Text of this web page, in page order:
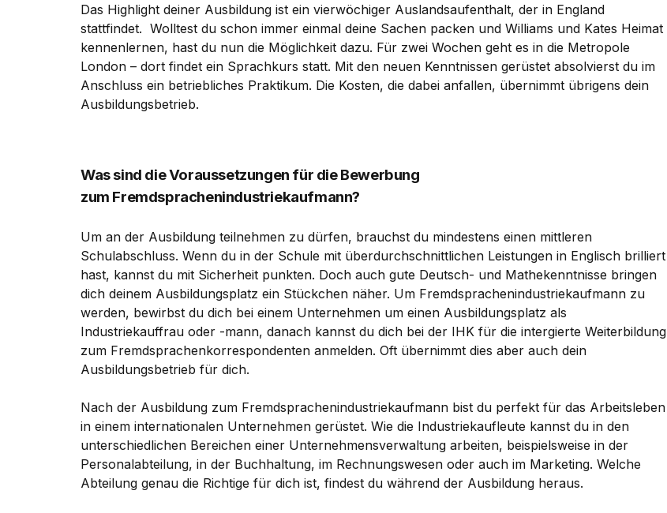
Das Highlight deiner Ausbildung ist ein vierwöchiger Auslandsaufenthalt, der in England
stattfindet. Wolltest du schon immer einmal deine Sachen packen und Williams und Kates Heimat
kennenlernen, hast du nun die Möglichkeit dazu. Für zwei Wochen geht es in die Metropole
London – dort findet ein Sprachkurs statt. Mit den neuen Kenntnissen gerüstet absolvierst du im
Anschluss ein betriebliches Praktikum. Die Kosten, die dabei anfallen, übernimmt übrigens dein
Ausbildungsbetrieb.
Was sind die Voraussetzungen für die Bewerbung
zum Fremdsprachenindustriekaufmann?
Um an der Ausbildung teilnehmen zu dürfen, brauchst du mindestens einen mittleren
Schulabschluss. Wenn du in der Schule mit überdurchschnittlichen Leistungen in Englisch brilliert
hast, kannst du mit Sicherheit punkten. Doch auch gute Deutsch- und Mathekenntnisse bringen
dich deinem Ausbildungsplatz ein Stückchen näher. Um Fremdsprachenindustriekaufmann zu
werden, bewirbst du dich bei einem Unternehmen um einen Ausbildungsplatz als
Industriekauffrau oder -mann, danach kannst du dich bei der IHK für die intergierte Weiterbildung
zum Fremdsprachenkorrespondenten anmelden. Oft übernimmt dies aber auch dein
Ausbildungsbetrieb für dich.
Nach der Ausbildung zum Fremdsprachenindustriekaufmann bist du perfekt für das Arbeitsleben
in einem internationalen Unternehmen gerüstet. Wie die Industriekaufleute kannst du in den
unterschiedlichen Bereichen einer Unternehmensverwaltung arbeiten, beispielsweise in der
Personalabteilung, in der Buchhaltung, im Rechnungswesen oder auch im Marketing. Welche
Abteilung genau die Richtige für dich ist, findest du während der Ausbildung heraus.